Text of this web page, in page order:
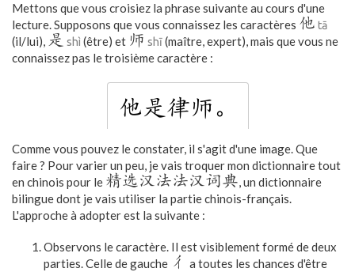
Mettons que vous croisiez la phrase suivante au cours d'une
lecture. Supposons que vous connaissez les caractères 他 tā
(il/lui), 是 shì (être) et 师 shī(maître, expert), mais que vous ne
connaissez pas le troisième caractère :
Comme vous pouvez le constater, il s'agit d'une image. Que
faire ? Pour varier un peu, je vais troquer mon dictionnaire tout
en chinois pour le 精选汉法法汉词典 , un dictionnaire
bilingue dont je vais utiliser la partie chinois-français.
L'approche à adopter est la suivante :
Observons le caractère. Il est visiblement formé de deux
parties. Celle de gauche 彳
a toutes les chances d'être